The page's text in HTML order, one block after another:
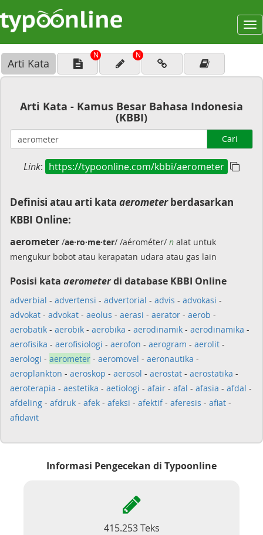
Arti Kata
N N
Arti Kata - Kamus Besar Bahasa Indonesia
(KBBI)
Cari
Link: https://typoonline.com/kbbi/aerometer
Definisi atau arti kata aerometerberdasarkan
KBBI Online:
aerometer /ae·ro·me·ter/ /aérométer/ n alat untuk
mengukur bobot atau kerapatan udara atau gas lain
Posisi kata aerometerdi database KBBI Online
adverbial - advertensi - advertorial - advis - advokasi -
advokat - advokat - aeolus - aerasi - aerator - aerob -
aerobatik - aerobik - aerobika - aerodinamik - aerodinamika -
aerofisika - aerofisiologi - aerofon - aerogram - aerolit -
aerologi - aerometer - aeromovel - aeronautika -
aeroplankton - aeroskop - aerosol - aerostat - aerostatika -
aeroterapia - aestetika - aetiologi - afair - afal - afasia - afdal -
afdeling - afdruk - afek - afeksi - afektif- aferesis - afiat -
afidavit
Informasi Pengecekan di Typoonline
415.253 Teks